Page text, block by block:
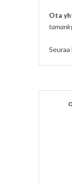
Ota
Seuraa